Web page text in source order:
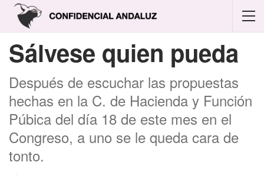
Sálvese quien pueda
Después de escuchar las propuestas
hechas en la C. de Hacienda y Función
Púbica del día 18 de este mes en el
Congreso, a uno se le queda cara de
tonto.